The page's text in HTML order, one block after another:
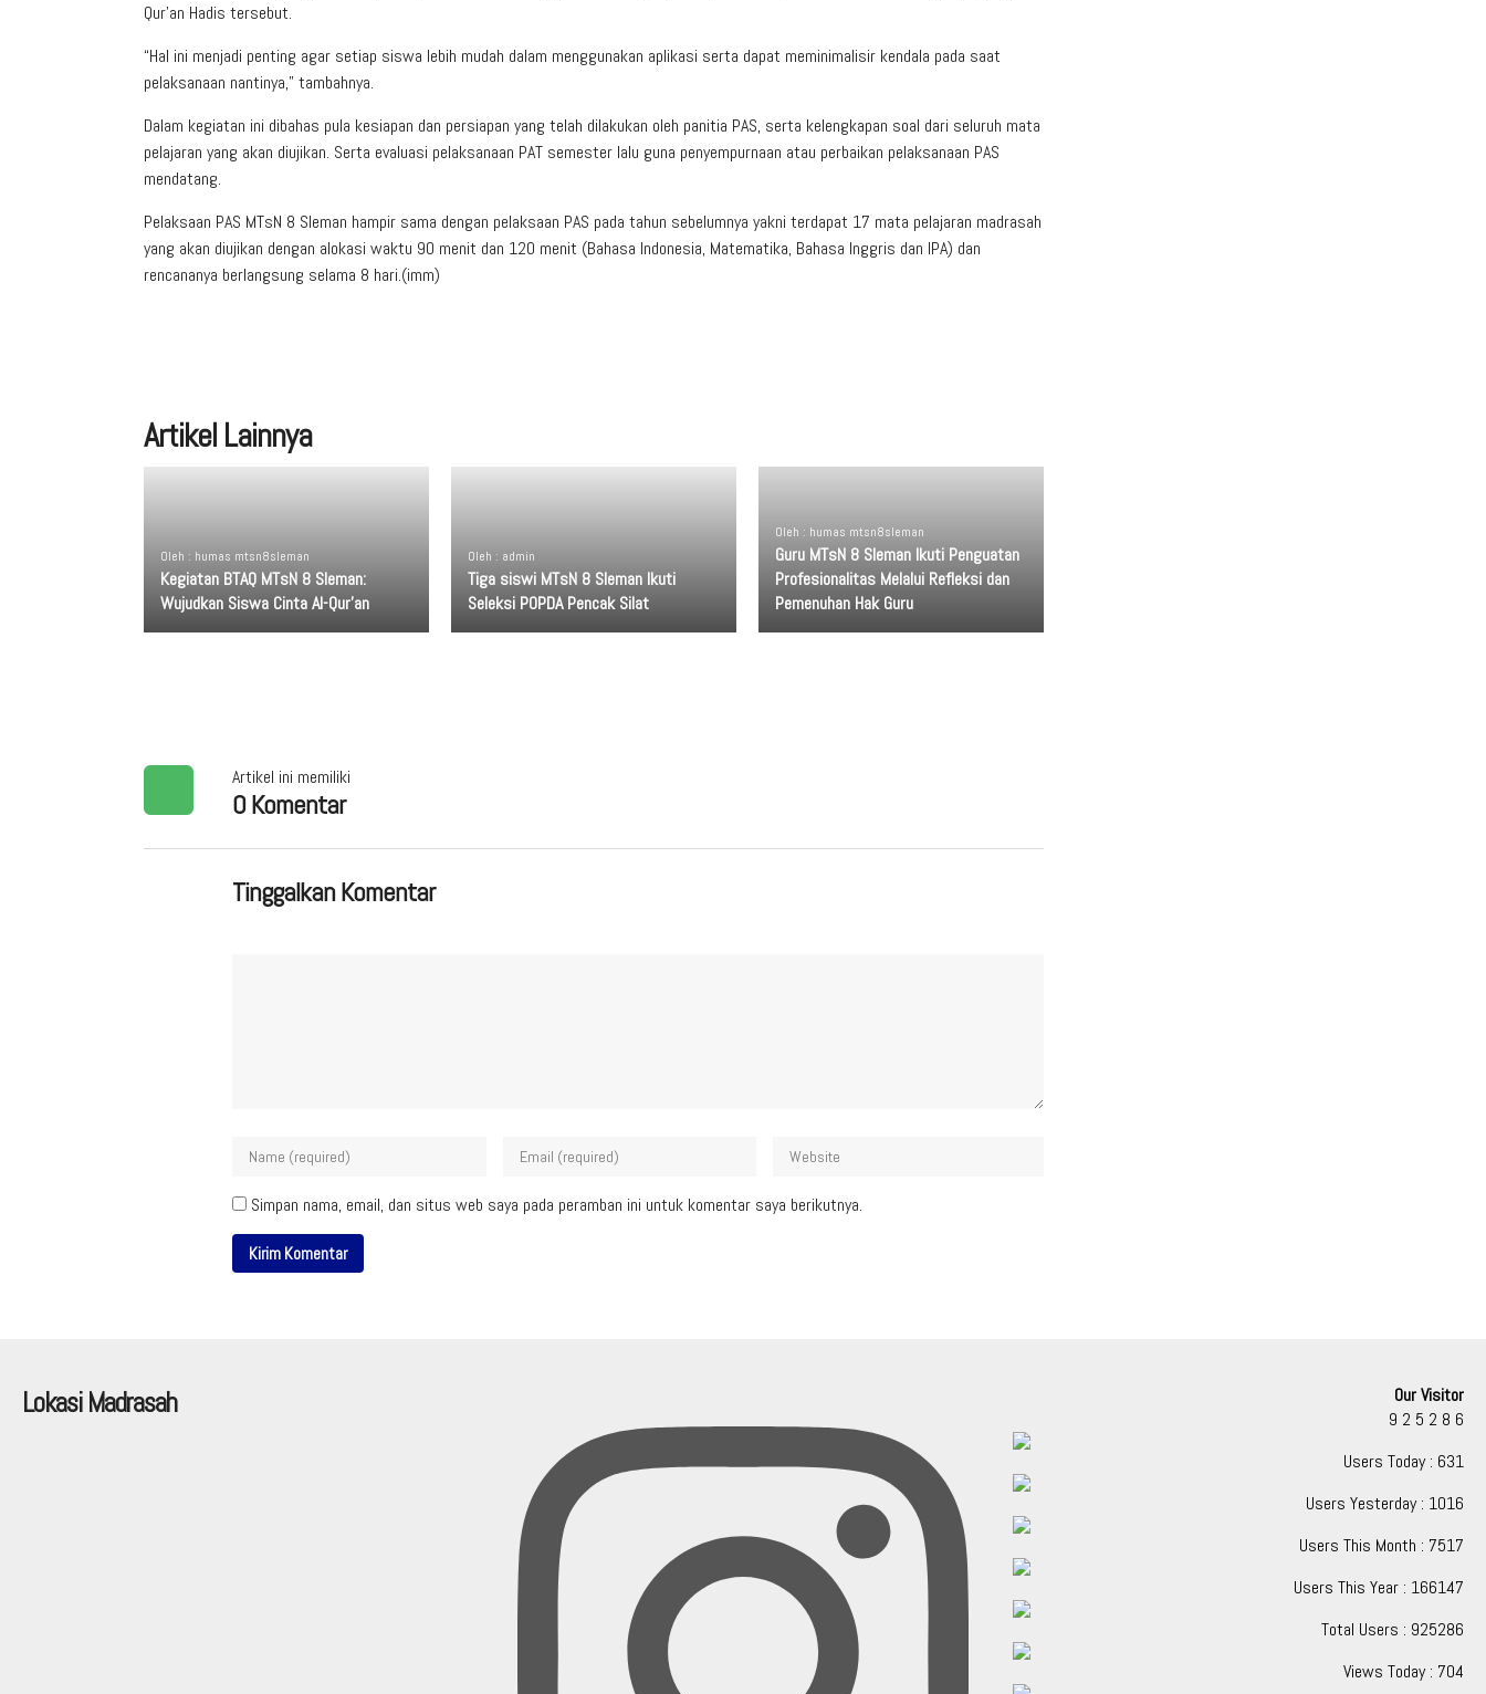
Qur’an Hadis tersebut.
“Hal ini menjadi penting agar setiap siswa lebih mudah dalam menggunakan aplikasi serta dapat meminimalisir kendala pada saat
pelaksanaan nantinya,” tambahnya.
Dalam kegiatan ini dibahas pula kesiapan dan persiapan yang telah dilakukan oleh panitia PAS, serta kelengkapan soal dari seluruh mata
pelajaran yang akan diujikan. Serta evaluasi pelaksanaan PAT semester lalu guna penyempurnaan atau perbaikan pelaksanaan PAS
mendatang.
Pelaksaan PAS MTsN 8 Sleman hampir sama dengan pelaksaan PAS pada tahun sebelumnya yakni terdapat 17 mata pelajaran madrasah
yang akan diujikan dengan alokasi waktu 90 menit dan 120 menit (Bahasa Indonesia, Matematika, Bahasa Inggris dan IPA) dan
rencananya berlangsung selama 8 hari.(imm)
Artikel Lainnya
Oleh : humas mtsn8sleman
Kegiatan BTAQ MTsN 8 Sleman:
Wujudkan Siswa Cinta Al-Qur’an
Oleh : admin
Tiga siswi MTsN 8 Sleman Ikuti
Seleksi POPDA Pencak Silat
Oleh : humas mtsn8sleman
Guru MTsN 8 Sleman Ikuti Penguatan
Profesionalitas Melalui Refleksi dan
Pemenuhan Hak Guru
Artikel ini memiliki
0 Komentar
Tinggalkan Komentar
Simpan nama, email, dan situs web saya pada peramban ini untuk komentar saya berikutnya.
Lokasi Madrasah
Our Visitor
9 2 5 2 8 6
Users Today : 631
Users Yesterday : 1016
Users This Month : 7517
Users This Year : 166147
Total Users : 925286
Views Today : 704